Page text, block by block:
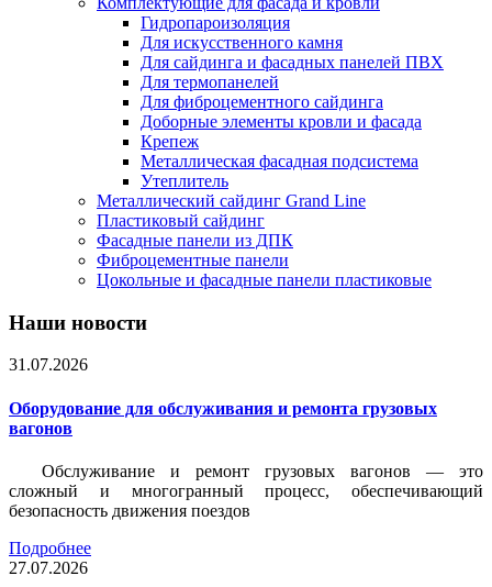
Гидропароизоляция
Для искусственного камня
Для сайдинга и фасадных панелей ПВХ
Для термопанелей
Для фиброцементного сайдинга
Доборные элементы кровли и фасада
Крепеж
Металлическая фасадная подсистема
Утеплитель
Металлический сайдинг Grand Line
Пластиковый сайдинг
Фасадные панели из ДПК
Фиброцементные панели
Цокольные и фасадные панели пластиковые
Наши новости
31.07.2026
Оборудование для обслуживания и ремонта грузовых
вагонов
Обслуживание и ремонт грузовых вагонов — это
сложный и многогранный процесс, обеспечивающий
безопасность движения поездов
Подробнее
27.07.2026